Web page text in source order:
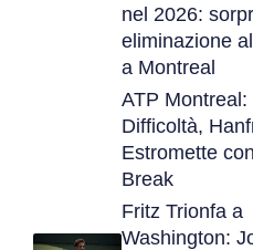
nel 2026:
eliminazione
a Montreal
ATP Montreal:
Difficoltà,
Estromette
Break
Fritz Trionfa a
Washington: